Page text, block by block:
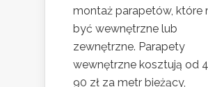
montaż parapetów, które
być wewnętrzne lub
zewnętrzne. Parapety
wewnętrzne kosztują od
90 zł za metr bieżący,